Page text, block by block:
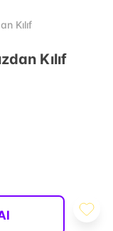
Kılıf
Kılıf